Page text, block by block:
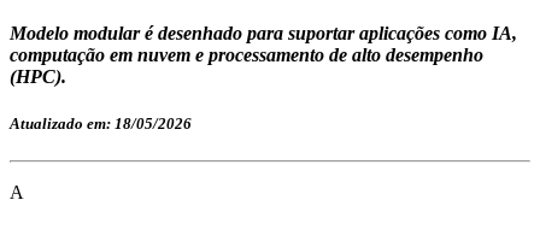
Modelo modular é desenhado para suportar aplicações como IA,
computação em nuvem e processamento de alto desempenho
(HPC).
Atualizado em: 18/05/2026
A